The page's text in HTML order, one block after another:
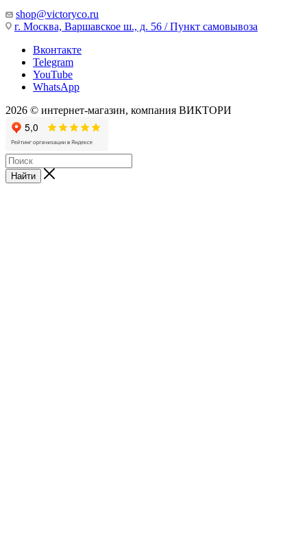
shop@victoryco.ru
г. Москва, Варшавское ш., д. 56 / Пункт самовывоза
Вконтакте
Telegram
YouTube
WhatsApp
2026 © интернет-магазин, компания ВИКТОРИ
Найти